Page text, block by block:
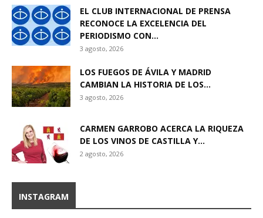
EL CLUB INTERNACIONAL DE PRENSA
RECONOCE LA EXCELENCIA DEL
PERIODISMO CON...
3 agosto, 2026
LOS FUEGOS DE ÁVILA Y MADRID
CAMBIAN LA HISTORIA DE LOS...
3 agosto, 2026
CARMEN GARROBO ACERCA LA RIQUEZA
DE LOS VINOS DE CASTILLA Y...
2 agosto, 2026
INSTAGRAM